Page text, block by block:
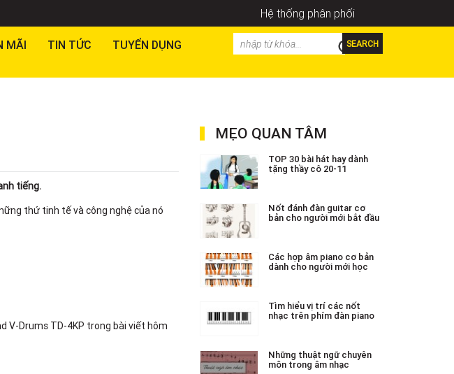
Hệ thống phân phối
MÃI TIN TỨC TUYỂN DỤNG SEARCH
tiếng.
thứ tinh tế và công nghệ của nó
V-Drums TD-4KP trong bài viết hôm
MẸO QUAN TÂM
TOP 30 bài hát hay dành
tặng thầy cô 20-11
Nốt đánh đàn guitar cơ
bản cho người mới bắt đầu
Các hợp âm piano cơ bản
dành cho người mới học
Tìm hiểu vị trí các nốt
nhạc trên phím đàn piano
Những thuật ngữ chuyên
môn trong âm nhạc